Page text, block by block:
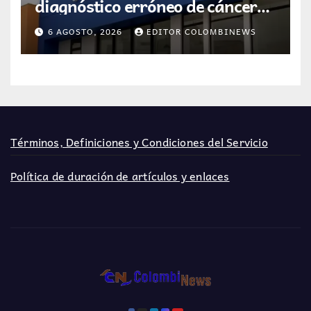
diagnóstico erróneo de cáncer
por resultados de otra persona
6 AGOSTO, 2026 EDITOR COLOMBINEWS
Términos, Definiciones y Condiciones del Servicio
Política de duración de artículos y enlaces